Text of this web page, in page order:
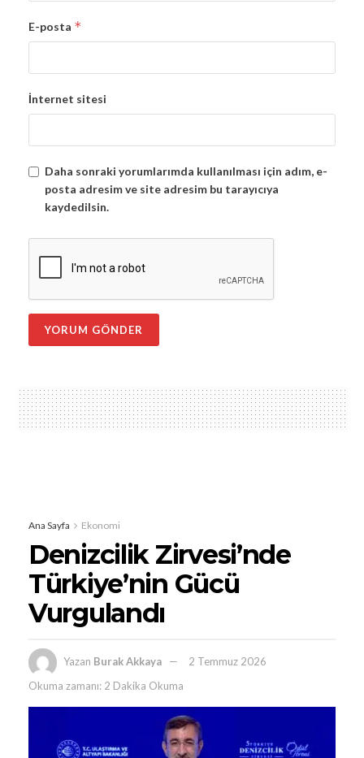
E-posta *
İnternet sitesi
Daha sonraki yorumlarımda kullanılması için adım, e-
posta adresim ve site adresim bu tarayıcıya
kaydedilsin.
Ana Sayfa Ekonomi
Denizcilik Zirvesi’nde
Türkiye’nin Gücü
Vurgulandı
Yazan Burak Akkaya
2 Temmuz 2026
Okuma zamanı: 2 Dakika Okuma